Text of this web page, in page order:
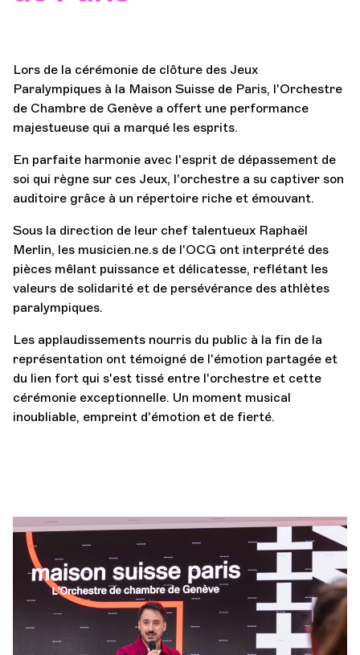
Lors de la cérémonie de clôture des Jeux
Paralympiques à la Maison Suisse de Paris, l'Orchestre
de Chambre de Genève a offert une performance
majestueuse qui a marqué les esprits.
En parfaite harmonie avec l'esprit de dépassement de
soi qui règne sur ces Jeux, l'orchestre a su captiver son
auditoire grâce à un répertoire riche et émouvant.
Sous la direction de leur chef talentueux Raphaël
Merlin, les musicien.ne.s de l'OCG ont interprété des
pièces mêlant puissance et délicatesse, reflétant les
valeurs de solidarité et de persévérance des athlètes
paralympiques.
Les applaudissements nourris du public à la fin de la
représentation ont témoigné de l'émotion partagée et
du lien fort qui s'est tissé entre l'orchestre et cette
cérémonie exceptionnelle. Un moment musical
inoubliable, empreint d'émotion et de fierté.
Espace Pro
Se connecter